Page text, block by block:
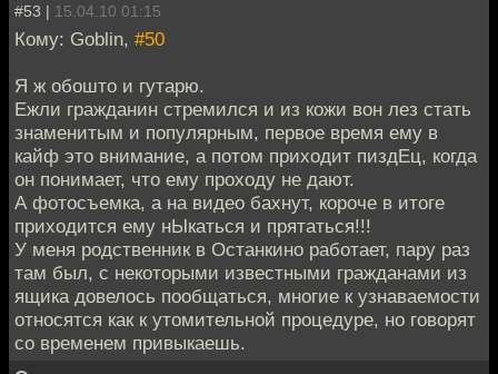
#53 | 15.04.10 01:15
Кому: Goblin, #50
Я ж обошто и гутарю.
Ежли гражданин стремился и из кожи вон лез стать
знаменитым и популярным, первое время ему в
кайф это внимание, а потом приходит пиздЕц, когда
он понимает, что ему проходу не дают.
А фотосъемка, а на видео бахнут, короче в итоге
приходится ему нЫкаться и прятаться!!!
У меня родственник в Останкино работает, пару раз
там был, с некоторыми известными гражданами из
ящика довелось пообщаться, многие к узнаваемости
относятся как к утомительной процедуре, но говорят
со временем привыкаешь.